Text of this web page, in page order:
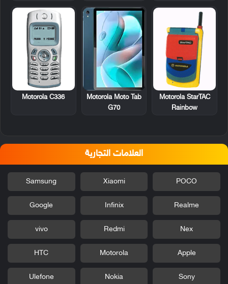
Motorola StarTAC
Rainbow
Motorola Moto Tab
G70
Motorola C336
العلامات التجارية
POCO
Xiaomi
Samsung
Realme
Infinix
Google
Nex
Redmi
vivo
Apple
Motorola
HTC
Sony
Nokia
Ulefone